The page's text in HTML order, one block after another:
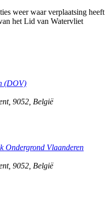
weer waar verplaatsing heeft
het Lid van Watervliet
(DOV)
, 9052 België
Ondergrond Vlaanderen
, 9052 België